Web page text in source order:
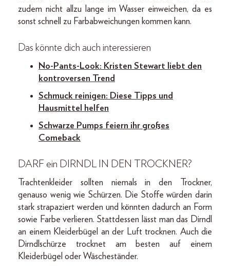
zudem nicht allzu lange im Wasser einweichen, da es
sonst schnell zu Farbabweichungen kommen kann.
Das könnte dich auch interessieren
No-Pants-Look: Kristen Stewart liebt den
kontroversen Trend
Schmuck reinigen: Diese Tipps und
Hausmittel helfen
Schwarze Pumps feiern ihr großes
Comeback
DARF ein DIRNDL IN DEN TROCKNER?
Trachtenkleider sollten niemals in den Trockner,
genauso wenig wie Schürzen. Die Stoffe würden darin
stark strapaziert werden und könnten dadurch an Form
sowie Farbe verlieren. Stattdessen lässt man das Dirndl
an einem Kleiderbügel an der Luft trocknen. Auch die
Dirndlschürze trocknet am besten auf einem
Kleiderbügel oder Wäscheständer.